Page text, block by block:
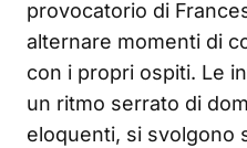
provocatorio di
alternare momenti di
con i propri ospiti. Le
un ritmo serrato di
eloquenti, si svolgono